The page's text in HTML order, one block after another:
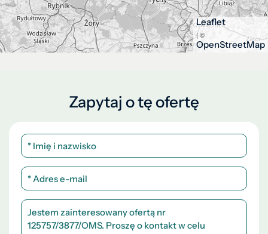
Leaflet
| ©
OpenStreetMap
Zapytaj o tę ofertę